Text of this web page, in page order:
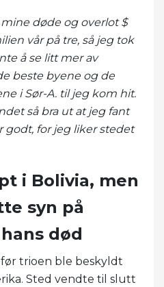
døde og overlot $
vår på tre, så jeg tok
å se litt mer av
beste byene og de
i Sør-A. til jeg kom hit.
så bra ut at jeg fant
godt, for jeg liker stedet
i Bolivia, men
syn på
død
trioen ble beskyldt
Sted vendte til slutt